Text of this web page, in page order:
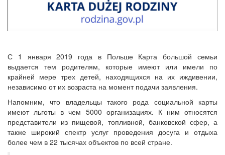
С 1 января 2019 года в Польше Карта большой семьи
выдается тем родителям, которые имеют или имели по
крайней мере трех детей, находящихся на их иждивении,
независимо от их возраста на момент подачи заявления.
Напомним, что владельцы такого рода социальной карты
имеют льготы в чем 5000 организациях. К ним относятся
представители из пищевой, топливной, банковской сфер, а
также широкий спектр услуг проведения досуга и отдыха
более чем в 22 тысячах объектов по всей стране.